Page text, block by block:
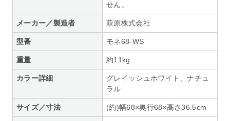
せん。
メーカー／製造者 萩原株式会社
型番 モネ68-WS
重量 約11kg
カラー詳細
グレイッシュホワイト、ナチュ
ラル
サイズ／寸法 (約)幅68×奥行68×高さ36.5cm